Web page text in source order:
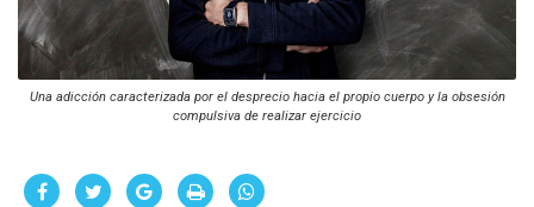
Una adicción caracterizada por el desprecio hacia el propio cuerpo y la obsesión
compulsiva de realizar ejercicio